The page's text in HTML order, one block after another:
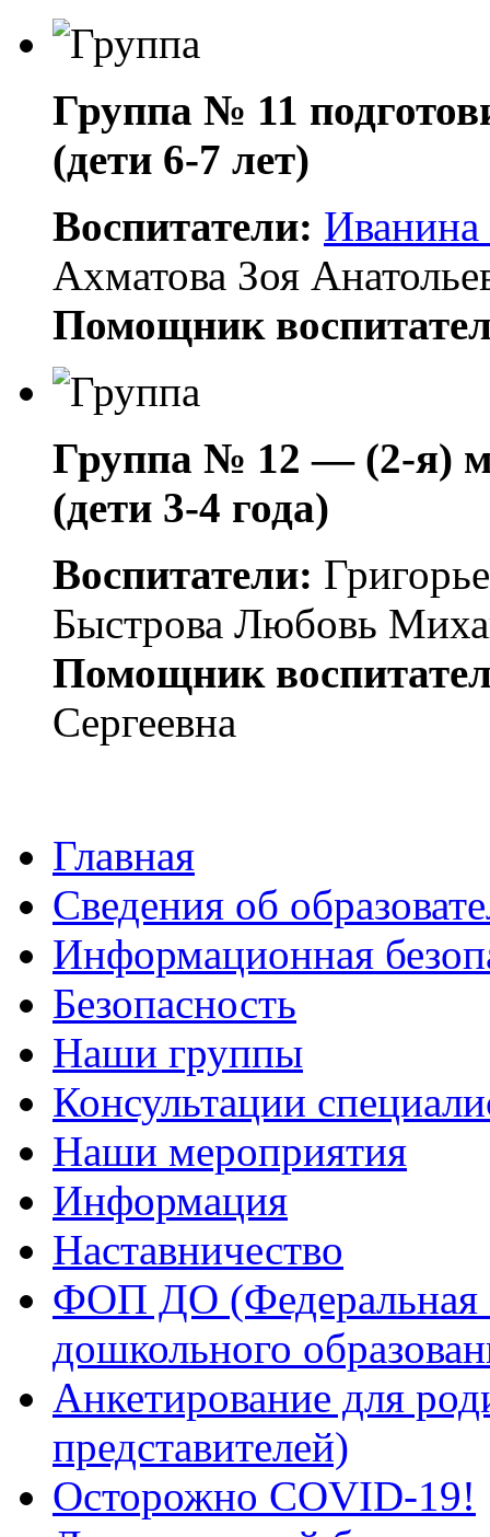
Группа № 11
(дети 6-7 лет)
Воспитатели:
Ахматова Зоя
Помощник
Группа № 12 — (2-я)
(дети 3-4 года)
Воспитатели:
Быстрова Любовь
Помощник
Сергеевна
Главная
Сведения об
Информационная
Безопасность
Наши группы
Консультации
Наши мероприятия
Информация
Наставничество
ФОП ДО (Федеральная
дошкольного
Анкетирование для
представителей)
Осторожно COVID-19!